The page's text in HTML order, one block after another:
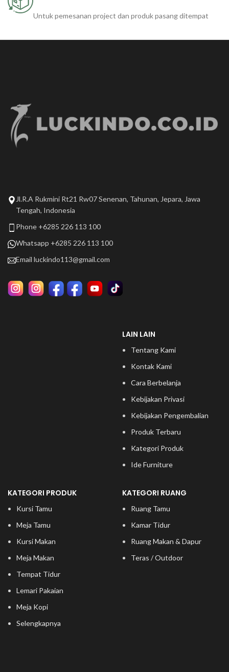
Untuk pemesanan project dan produk pasang ditempat
Jl.R.A Rukmini Rt21 Rw07 Senenan, Tahunan, Jepara, Jawa
Tengah, Indonesia
Phone +6285 226 113 100
Whatsapp +6285 226 113 100
Email luckindo113@gmail.com
LAIN LAIN
Tentang Kami
Kontak Kami
Cara Berbelanja
Kebijakan Privasi
Kebijakan Pengembalian
Produk Terbaru
Kategori Produk
Ide Furniture
KATEGORI PRODUK
Kursi Tamu
Meja Tamu
Kursi Makan
Meja Makan
Tempat Tidur
Lemari Pakaian
Meja Kopi
Selengkapnya
KATEGORI RUANG
Ruang Tamu
Kamar Tidur
Ruang Makan & Dapur
Teras / Outdoor